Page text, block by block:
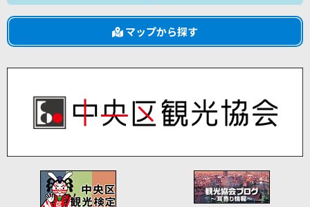
マップから探す